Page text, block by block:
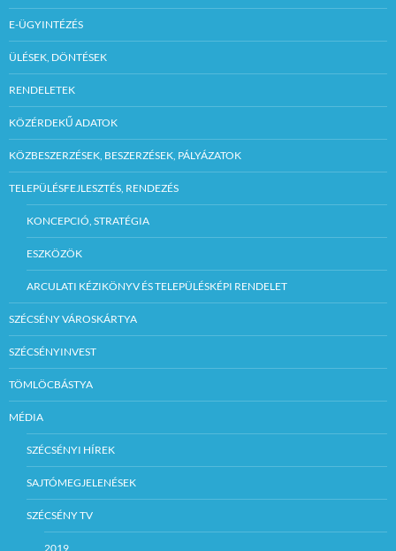
E-ÜGYINTÉZÉS
ÜLÉSEK, DÖNTÉSEK
RENDELETEK
KÖZÉRDEKŰ ADATOK
KÖZBESZERZÉSEK, BESZERZÉSEK, PÁLYÁZATOK
TELEPÜLÉSFEJLESZTÉS, RENDEZÉS
KONCEPCIÓ, STRATÉGIA
ESZKÖZÖK
ARCULATI KÉZIKÖNYV ÉS TELEPÜLÉSKÉPI RENDELET
SZÉCSÉNY VÁROSKÁRTYA
SZÉCSÉNYINVEST
TÖMLÖCBÁSTYA
MÉDIA
SZÉCSÉNYI HÍREK
SAJTÓMEGJELENÉSEK
SZÉCSÉNY TV
2019